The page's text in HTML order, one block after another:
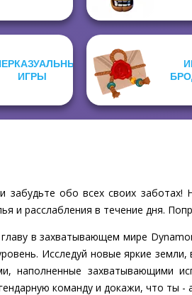
ИГРЫ
забудьте обо всех своих
и расслабления в течение дня.
в захватывающем мире
Исследуй новые яркие
наполненные захватывающими
команду и докажи, что ты